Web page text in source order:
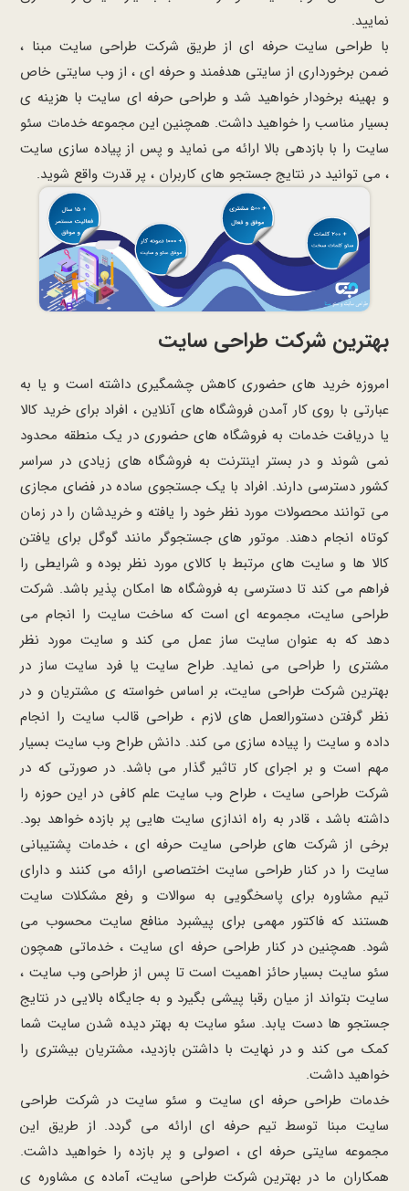
نمایید.
با طراحی سایت حرفه ای از طریق شرکت طراحی سایت مبنا ،
ضمن برخورداری از سایتی هدفمند و حرفه ای ، از وب سایتی خاص
و بهینه برخودار خواهید شد و طراحی حرفه ای سایت با هزینه ی
بسیار مناسب را خواهید داشت. همچنین این مجموعه خدمات سئو
سایت را با بازدهی بالا ارائه می نماید و پس از پیاده سازی سایت
، می توانید در نتایج جستجو های کاربران ، پر قدرت واقع شوید.
بهترین شرکت طراحی سایت
امروزه خرید های حضوری کاهش چشمگیری داشته است و یا به
عبارتی با روی کار آمدن فروشگاه های آنلاین ، افراد برای خرید کالا
یا دریافت خدمات به فروشگاه های حضوری در یک منطقه محدود
نمی شوند و در بستر اینترنت به فروشگاه های زیادی در سراسر
کشور دسترسی دارند. افراد با یک جستجوی ساده در فضای مجازی
می توانند محصولات مورد نظر خود را یافته و خریدشان را در زمان
کوتاه انجام دهند. موتور های جستجوگر مانند گوگل برای یافتن
کالا ها و سایت های مرتبط با کالای مورد نظر بوده و شرایطی را
فراهم می کند تا دسترسی به فروشگاه ها امکان پذیر باشد. شرکت
طراحی سایت، مجموعه ای است که ساخت سایت را انجام می
دهد که به عنوان سایت ساز عمل می کند و سایت مورد نظر
مشتری را طراحی می نماید. طراح سایت یا فرد سایت ساز در
بهترین شرکت طراحی سایت، بر اساس خواسته ی مشتریان و در
نظر گرفتن دستورالعمل های لازم ، طراحی قالب سایت را انجام
داده و سایت را پیاده سازی می کند. دانش طراح وب سایت بسیار
مهم است و بر اجرای کار تاثیر گذار می باشد. در صورتی که در
شرکت طراحی سایت ، طراح وب سایت علم کافی در این حوزه را
داشته باشد ، قادر به راه اندازی سایت هایی پر بازده خواهد بود.
برخی از شرکت های طراحی سایت حرفه ای ، خدمات پشتیبانی
سایت را در کنار طراحی سایت اختصاصی ارائه می کنند و دارای
تیم مشاوره برای پاسخگویی به سوالات و رفع مشکلات سایت
هستند که فاکتور مهمی برای پیشبرد منافع سایت محسوب می
شود. همچنین در کنار طراحی حرفه ای سایت ، خدماتی همچون
سئو سایت بسیار حائز اهمیت است تا پس از طراحی وب سایت ،
سایت بتواند از میان رقبا پیشی بگیرد و به جایگاه بالایی در نتایج
جستجو ها دست یابد. سئو سایت به بهتر دیده شدن سایت شما
کمک می کند و در نهایت با داشتن بازدید، مشتریان بیشتری را
خواهید داشت.
خدمات طراحی حرفه ای سایت و سئو سایت در شرکت طراحی
سایت مبنا توسط تیم حرفه ای ارائه می گردد. از طریق این
مجموعه سایتی حرفه ای ، اصولی و پر بازده را خواهید داشت.
همکاران ما در بهترین شرکت طراحی سایت، آماده ی مشاوره ی